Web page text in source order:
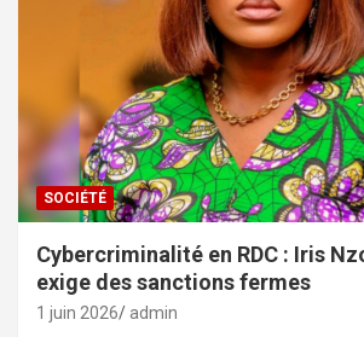
SOCIÉTÉ
Cybercriminalité en RDC : Iris
exige des sanctions fermes
1 juin 2026 admin